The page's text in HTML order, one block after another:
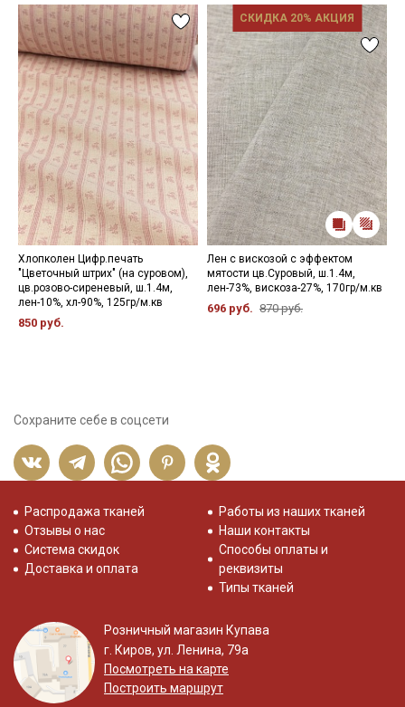
Хлопколен Цифр.печать
"Цветочный штрих" (на суровом),
цв.розово-сиреневый, ш.1.4м,
лен-10%, хл-90%, 125гр/м.кв
850 руб.
СКИДКА 20% АКЦИЯ
Лен с вискозой с эффектом
мятости цв.Суровый, ш.1.4м,
лен-73%, вискоза-27%, 170гр/м.кв
696 руб. 870 руб.
Сохраните себе в соцсети
Распродажа тканей
Отзывы о нас
Система скидок
Доставка и оплата
Работы из наших тканей
Наши контакты
Способы оплаты и
реквизиты
Типы тканей
Розничный магазин Купава
г. Киров, ул. Ленина, 79а
Посмотреть на карте
Построить маршрут